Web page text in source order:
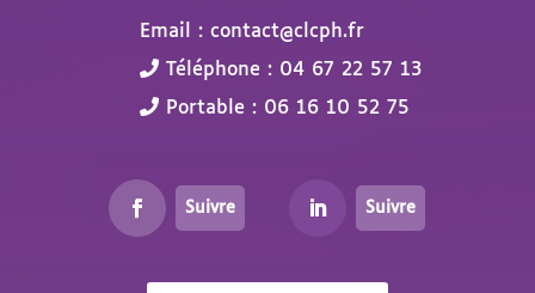
Email : contact@clcph.fr
Téléphone : 04 67 22 57 13
Portable : 06 16 10 52 75
Suivre Suivre